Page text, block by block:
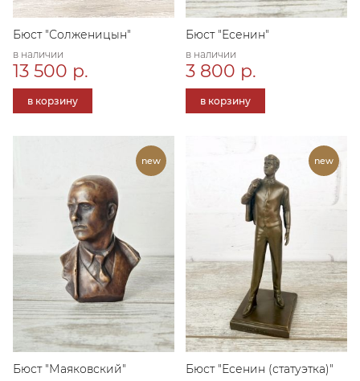
Бюст "Солженицын"
в наличии
13 500 р.
в корзину
Бюст "Есенин"
в наличии
3 800 р.
в корзину
Бюст "Маяковский" Бюст "Есенин (статуэтка)"